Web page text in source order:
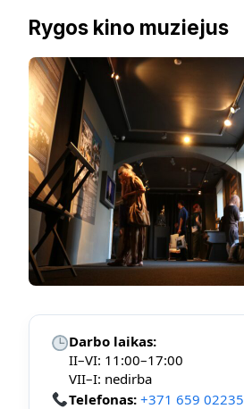
Rygos kino muziejus
Darbo laikas:
II–VI: 11:00–17:00
VII–I: nedirba
Telefonas: +371 659 02235